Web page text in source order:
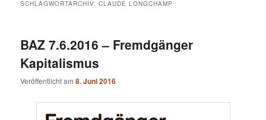
SCHLAGWORTARCHIV:CLAUDE LONGCHAMP
BAZ 7.6.2016 – Fremdgänger
Kapitalismus
Veröffentlicht am8. Juni 2016